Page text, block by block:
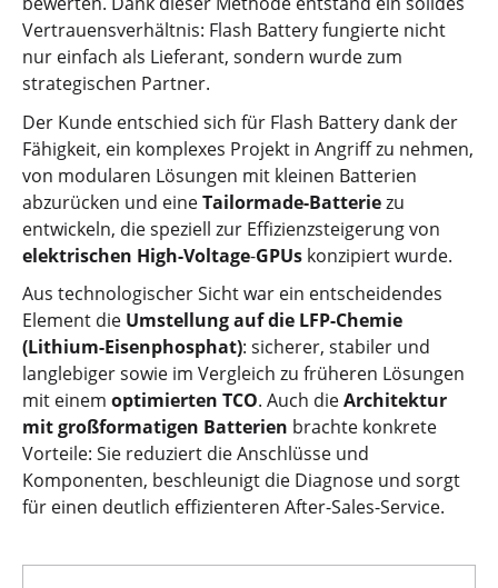
Vertrauensverhältnis: Flash Battery fungierte nicht
nur einfach als Lieferant, sondern wurde zum
strategischen Partner.
Der Kunde entschied sich für Flash Battery dank der
Fähigkeit, ein komplexes Projekt in Angriff zu nehmen,
von modularen Lösungen mit kleinen Batterien
abzurücken und eineTailormade-Batteriezu
entwickeln, die speziell zur Effizienzsteigerung von
elektrischen High-Voltage-GPUs konzipiert wurde.
Aus technologischer Sicht war ein entscheidendes
Element die Umstellung auf die LFP-Chemie
(Lithium-Eisenphosphat): sicherer, stabiler und
langlebiger sowie im Vergleich zu früheren Lösungen
mit einem optimierten TCO. Auch dieArchitektur
mit großformatigen Batterien brachte konkrete
Vorteile: Sie reduziert die Anschlüsse und
Komponenten, beschleunigt die Diagnose und sorgt
für einen deutlich effizienteren After-Sales-Service.